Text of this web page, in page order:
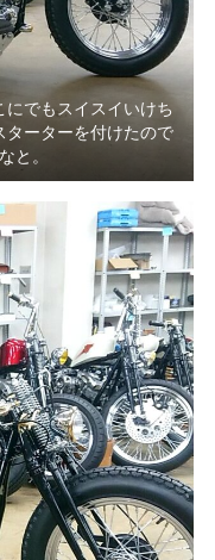
でもスイスイいけち
ターターを付けたので
と。